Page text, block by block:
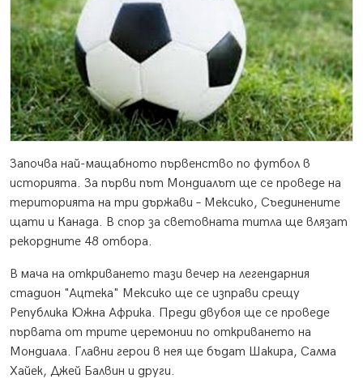
Започва най-мащабното първенство по футбол в
историята. За първи път Мондиалът ще се проведе на
територията на три държави – Мексико, Съединените
щати и Канада. В спор за световната титла ще влязат
рекордните 48 отбора.
В мача на откриването тази вечер на легендарния
стадион "Ацтека" Мексико ще се изправи срещу
Република Южна Африка. Преди двубоя ще се проведе
първата от трите церемонии по откриването на
Мондиала. Главни герои в нея ще бъдат Шакира, Салма
Хайек, Джей Балвин и други.